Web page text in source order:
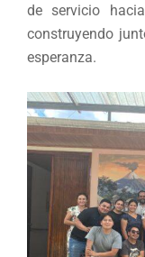
de servicio
construyendo
esperanza.